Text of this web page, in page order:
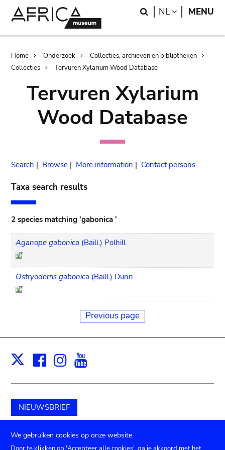
Search
NL LANGUAGE
MENU
Breadcrumb
Home Onderzoek
Collecties, archieven en bibliotheken
Collecties
Tervuren Xylarium Wood Database
Tervuren Xylarium
Wood Database
Search | Browse | More information | Contact persons
Taxa search results
2 species matching 'gabonica '
Aganope gabonica (Baill.) Polhill
Ostryoderris gabonica (Baill.) Dunn
Previous page
X Facebook
Instagram
NIEUWSBRIEF
Schenk aan het museum
We gebruiken cookies op onze website.